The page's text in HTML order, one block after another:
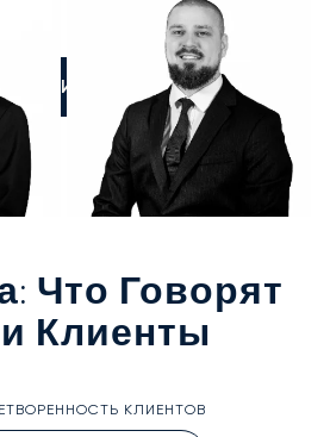
НАМ
: Что Говорят
Клиенты
КЛИЕНТОВ